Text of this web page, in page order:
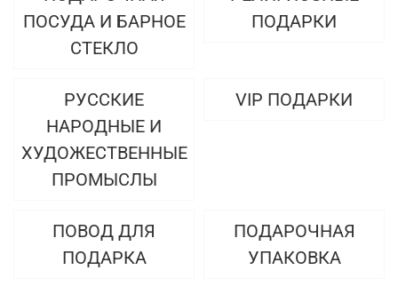
ПОСУДА И БАРНОЕ
СТЕКЛО
ПОДАРКИ
РУССКИЕ
НАРОДНЫЕ И
ХУДОЖЕСТВЕННЫЕ
ПРОМЫСЛЫ
VIP ПОДАРКИ
ПОВОД ДЛЯ
ПОДАРКА
ПОДАРОЧНАЯ
УПАКОВКА